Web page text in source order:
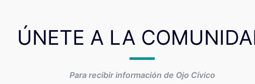
ÚNETE A LA
Para recibir información de Ojo Cívico